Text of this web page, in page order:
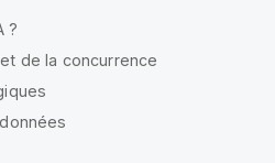
?
de la concurrence